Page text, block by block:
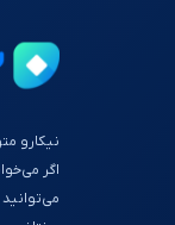
نیکارو
اگر